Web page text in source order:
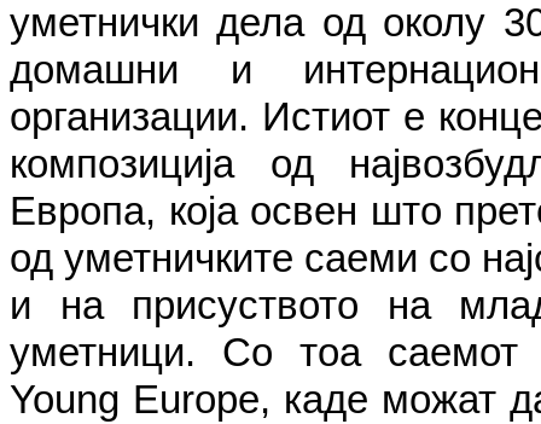
уметнички дела од околу
домашни и
организации. Истиот е
композиција од
Европа, која освен што
од уметничките саеми со
и на присуството на
уметници. Со тоа саемот
Young Europe, каде можат